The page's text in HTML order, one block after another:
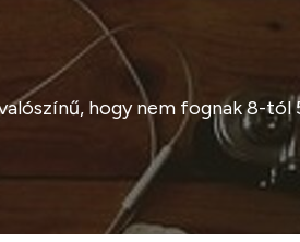
hogy nem fognak 8-tól